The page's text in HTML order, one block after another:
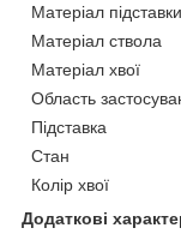
Матеріал підставки
Матеріал ствола
Матеріал хвої
Область
Підставка
Стан
Колір хвої
Додаткові